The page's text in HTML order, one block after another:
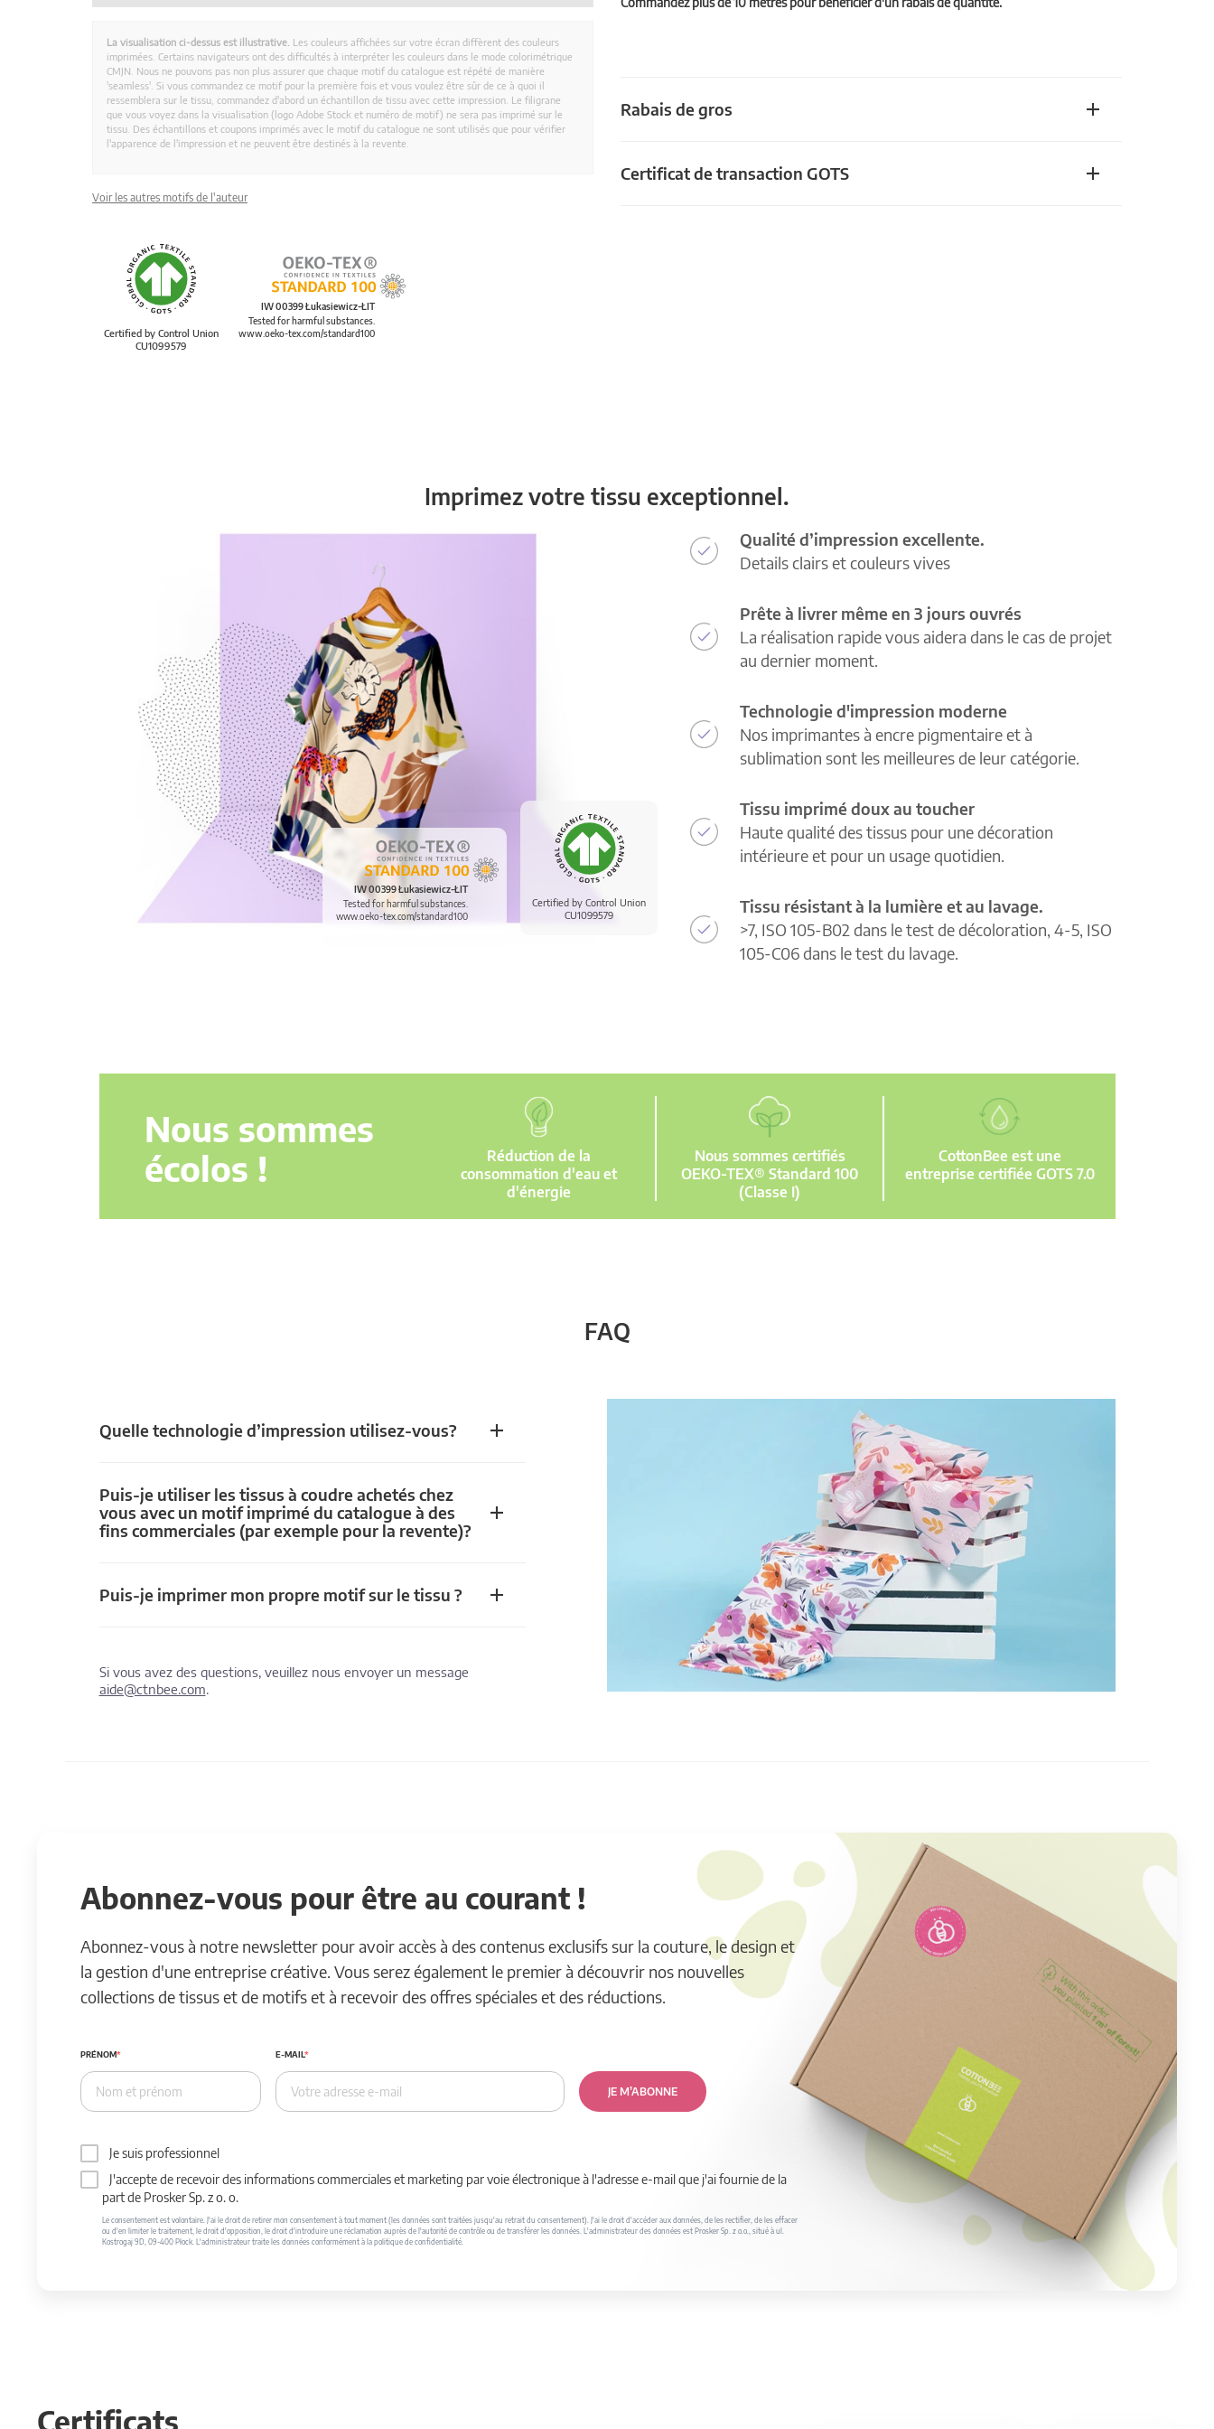
Rabais de gros
Certificat de transaction GOTS
La visualisation ci-dessus est illustrative. Les couleurs affichées sur votre écran diffèrent des couleurs
imprimées. Certains navigateurs ont des difficultés à interpréter les couleurs dans le mode colorimétrique
CMJN. Nous ne pouvons pas non plus assurer que chaque motif du catalogue est répété de manière
'seamless'. Si vous commandez ce motif pour la première fois et vous voulez être sûr de ce à quoi il
ressemblera sur le tissu, commandez d'abord un échantillon de tissu avec cette impression. Le filigrane
que vous voyez dans la visualisation (logo Adobe Stock et numéro de motif) ne sera pas imprimé sur le
tissu. Des échantillons et coupons imprimés avec le motif du catalogue ne sont utilisés que pour vérifier
l'apparence de l'impression et ne peuvent être destinés à la revente.
Voir les autres motifs de l'auteur
Certified by Control Union
CU1099579
IW 00399 Łukasiewicz-ŁIT
Tested for harmful substances.
www.oeko-tex.com/standard100
Imprimez votre tissu exceptionnel.
Certified by Control Union
CU1099579
IW 00399 Łukasiewicz-ŁIT
Tested for harmful substances.
www.oeko-tex.com/standard100
Qualité d’impression excellente.
Details clairs et couleurs vives
Prête à livrer même en 3 jours ouvrés
La réalisation rapide vous aidera dans le cas de projet
au dernier moment.
Technologie d'impression moderne
Nos imprimantes à encre pigmentaire et à
sublimation sont les meilleures de leur catégorie.
Tissu imprimé doux au toucher
Haute qualité des tissus pour une décoration
intérieure et pour un usage quotidien.
Tissu résistant à la lumière et au lavage.
>7, ISO 105-B02 dans le test de décoloration, 4-5, ISO
105-C06 dans le test du lavage.
Nous sommes
écolos !
Réduction de la
consommation d'eau et
d'énergie
Nous sommes certifiés
OEKO-TEX® Standard 100
(Classe I)
CottonBee est une
entreprise certifiée GOTS 7.0
FAQ
Quelle technologie d’impression utilisez-vous?
Puis-je utiliser les tissus à coudre achetés chez
vous avec un motif imprimé du catalogue à des
fins commerciales (par exemple pour la revente)?
Puis-je imprimer mon propre motif sur le tissu ?
Si vous avez des questions, veuillez nous envoyer un message
aide@ctnbee.com.
Abonnez-vous pour être au courant !
Abonnez-vous à notre newsletter pour avoir accès à des contenus exclusifs sur la couture, le design et
la gestion d'une entreprise créative. Vous serez également le premier à découvrir nos nouvelles
collections de tissus et de motifs et à recevoir des offres spéciales et des réductions.
PRÉNOM E-MAIL
JE M’ABONNE
Je suis professionnel
J'accepte de recevoir des informations commerciales et marketing par voie électronique à l'adresse e-mail que j'ai fournie de la
part de Prosker Sp. z o. o.
Le consentement est volontaire. J'ai le droit de retirer mon consentement à tout moment (les données sont traitées jusqu'au retrait du consentement). J'ai le droit d'accéder aux données, de les rectifier, de les effacer
ou d'en limiter le traitement, le droit d'opposition, le droit d'introduire une réclamation auprès de l'autorité de contrôle ou de transférer les données. L'administrateur des données est Prosker Sp. z o.o., situé à ul.
Kostrogaj 9D, 09-400 Płock. L'administrateur traite les données conformément à la politique de confidentialité.
Certificats